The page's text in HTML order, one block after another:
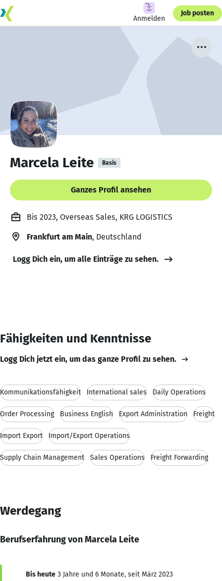
Anmelden
Job posten
Marcela Leite Basis
Ganzes Profil ansehen
Bis 2023, Overseas Sales, KRG LOGISTICS
Frankfurt am Main, Deutschland
Logg Dich ein, um alle Einträge zu sehen.
Fähigkeiten und Kenntnisse
Logg Dich jetzt ein, um das ganze Profil zu sehen.
Kommunikationsfähigkeit International sales Daily Operations
Order Processing Business English Export Administration Freight
Import Export Import/Export Operations
Supply Chain Management Sales Operations Freight Forwarding
Werdegang
Berufserfahrung von Marcela Leite
Bis heute 3 Jahre und 6 Monate, seit März 2023